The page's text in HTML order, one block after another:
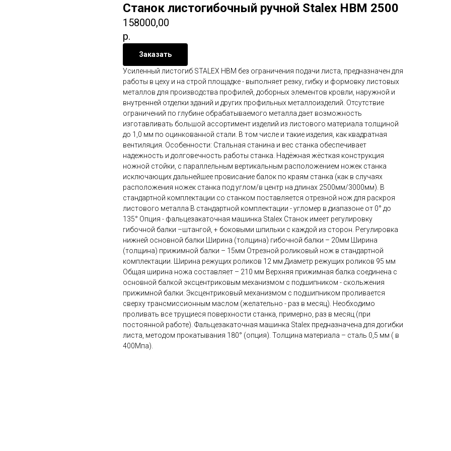
Станок листогибочный ручной Stalex HBM 2500
158000,00
р.
Заказать
Усиленный листогиб STALEX HBM без ограничения подачи листа, предназначен для
работы в цеху и на строй площадке - выполняет резку, гибку и формовку листовых
металлов для производства профилей, доборных элементов кровли, наружной и
внутренней отделки зданий и других профильных металлоизделий. Отсутствие
ограничений по глубине обрабатываемого металла дает возможность
изготавливать большой ассортимент изделий из листового материала толщиной
до 1,0 мм по оцинкованной стали. В том числе и такие изделия, как квадратная
вентиляция. Особенности: Стальная станина и вес станка обеспечивает
надежность и долговечность работы станка. Надёжная жёсткая конструкция
ножной стойки, с параллельным вертикальным расположением ножек станка
исключающих дальнейшее провисание балок по краям станка (как в случаях
расположения ножек станка под углом/в центр на длинах 2500мм/3000мм). В
стандартной комплектации со станком поставляется отрезной нож для раскроя
листового металла В стандартной комплектации - угломер в диапазоне от 0° до
135° Опция - фальцезакаточная машинка Stalex Станок имеет регулировку
гибочной балки –штангой, + боковыми шпильки с каждой из сторон. Регулировка
нижней основной балки Ширина (толщина) гибочной балки – 20мм Ширина
(толщина) прижимной балки – 15мм Отрезной роликовый нож в стандартной
комплектации. Ширина режущих роликов 12 мм Диаметр режущих роликов 95 мм
Общая ширина ножа составляет – 210 мм Верхняя прижимная балка соединена с
основной балкой эксцентриковым механизмом с подшипником - скольжения
прижимной балки. Эксцентриковый механизмом с подшипником проливается
сверху трансмиссионным маслом (желательно - раз в месяц). Необходимо
проливать все трущиеся поверхности станка, примерно, раз в месяц (при
постоянной работе). Фальцезакаточная машинка Stalex предназначена для догибки
листа, методом прокатывания 180° (опция). Толщина материала – сталь 0,5 мм ( в
400Мпа).